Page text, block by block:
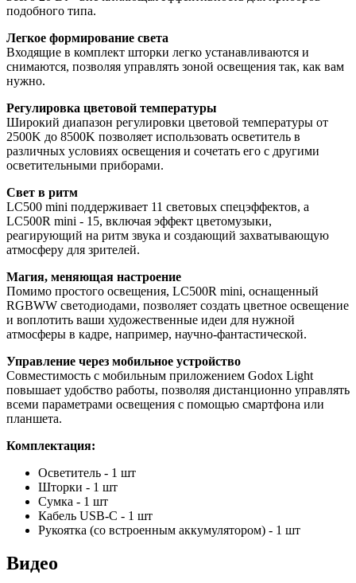
подобного типа.
Легкое формирование света
Входящие в комплект шторки легко устанавливаются и
снимаются, позволяя управлять зоной освещения так, как вам
нужно.
Регулировка цветовой температуры
Широкий диапазон регулировки цветовой температуры от
2500K до 8500K позволяет использовать осветитель в
различных условиях освещения и сочетать его с другими
осветительными приборами.
Свет в ритм
LC500 mini поддерживает 11 световых спецэффектов, а
LC500R mini - 15, включая эффект цветомузыки,
реагирующий на ритм звука и создающий захватывающую
атмосферу для зрителей.
Магия, меняющая настроение
Помимо простого освещения, LC500R mini, оснащенный
RGBWW светодиодами, позволяет создать цветное освещение
и воплотить ваши художественные идеи для нужной
атмосферы в кадре, например, научно-фантастической.
Управление через мобильное устройство
Совместимость с мобильным приложением Godox Light
повышает удобство работы, позволяя дистанционно управлять
всеми параметрами освещения с помощью смартфона или
планшета.
Комплектация:
Осветитель - 1 шт
Шторки - 1 шт
Сумка - 1 шт
Кабель USB-C - 1 шт
Рукоятка (со встроенным аккумулятором) - 1 шт
Видео